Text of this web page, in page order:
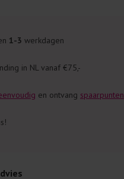
1-3 werkdagen
in NL vanaf €75,-
en ontvang spaarpunten